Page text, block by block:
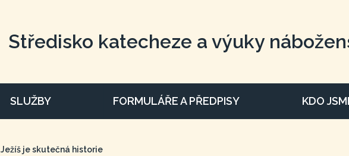
Středisko katecheze a výuky
SLUŽBY FORMULÁŘE A PŘEDPISY KDO
Ježíš je skutečná historie